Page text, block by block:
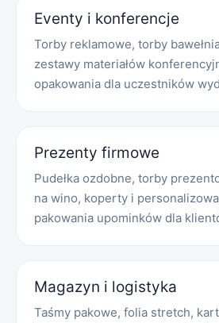
Eventy i konferencje
Torby reklamowe, torby
zestawy materiałów
opakowania dla uczestników
Prezenty firmowe
Pudełka ozdobne, torby
na wino, koperty i
pakowania upominków dla
Magazyn i logistyka
Taśmy pakowe, folia stretch,